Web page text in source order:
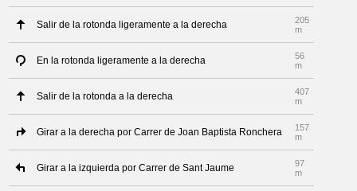
Salir de la rotonda ligeramente a la derecha
205
m
En la rotonda ligeramente a la derecha
56
m
Salir de la rotonda a la derecha
407
m
Girar a la derecha por Carrer de Joan Baptista Ronchera
157
m
Girar a la izquierda por Carrer de Sant Jaume
97
m